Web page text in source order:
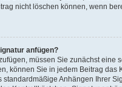
nicht löschen können, wenn
anfügen?
müssen Sie zunächst
können Sie in jedem Beitrag
Anhängen Ihrer